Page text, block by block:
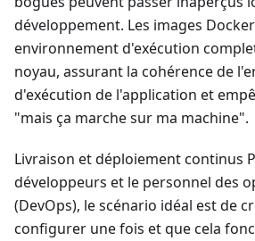
développement. Les images
environnement d'exécution
noyau, assurant la cohérence de
d'exécution de l'application et
"mais ça marche sur ma machine".
Livraison et déploiement continus
développeurs et le personnel des
(DevOps), le scénario idéal est de
configurer une fois et que cela